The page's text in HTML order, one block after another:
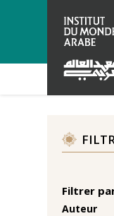
Filtrer
Auteur